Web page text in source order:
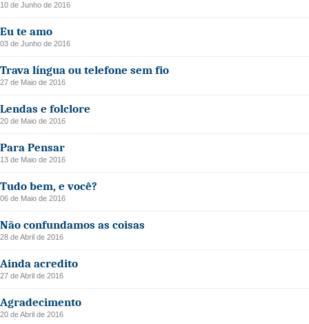
10 de Junho de 2016
Eu te amo
03 de Junho de 2016
Trava língua ou telefone sem fio
27 de Maio de 2016
Lendas e folclore
20 de Maio de 2016
Para Pensar
13 de Maio de 2016
Tudo bem, e você?
06 de Maio de 2016
Não confundamos as coisas
28 de Abril de 2016
Ainda acredito
27 de Abril de 2016
Agradecimento
20 de Abril de 2016